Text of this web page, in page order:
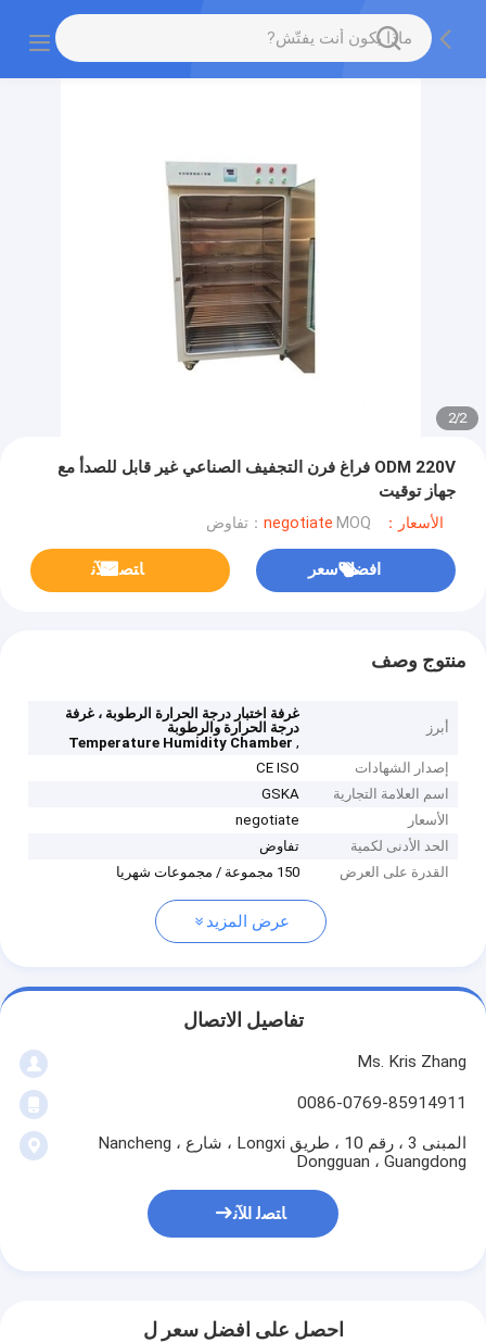
2
/
2
ODM 220V فراغ فرن التجفيف الصناعي غير قابل للصدأ مع
جهاز توقيت
الأسعار：negotiate MOQ：تفاوض
افضل سعر ﺎﺘﺼﻟ ﺍﻶﻧ
منتوج وصف
أبرز
غرفة اختبار درجة الحرارة الرطوبة ، غرفة
درجة الحرارة والرطوبة
,
Temperature Humidity Chamber
إصدار الشهادات
CE ISO
اسم العلامة التجارية
GSKA
الأسعار
negotiate
الحد الأدنى لكمية
تفاوض
القدرة على العرض
150 مجموعة / مجموعات شهريا
عرض المزيد
تفاصيل الاتصال
Ms. Kris Zhang
0086-0769-85914911
المبنى 3 ، رقم 10 ، طريق Longxi ، شارع Nancheng ،
Dongguan ، Guangdong
ﺎﺘﺼﻟ ﺍﻶﻧ
احصل على افضل سعر ل